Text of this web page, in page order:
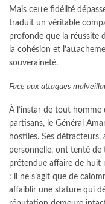
Mais cette fidélité
traduit un véritable
profonde que la réussite
la cohésion et
souveraineté.
Face aux attaques
À l’instar de tout homme
partisans, le Général
hostiles. Ses détracteurs,
personnelle, ont tenté de
prétendue affaire de huit
: il ne s’agit que de
affaiblir une stature qui